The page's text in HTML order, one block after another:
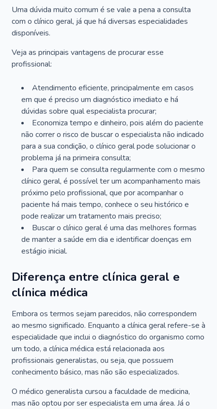
Uma dúvida muito comum é se vale a pena a consulta
com o clínico geral, já que há diversas especialidades
disponíveis.
Veja as principais vantagens de procurar esse
profissional:
Atendimento eficiente, principalmente em casos
em que é preciso um diagnóstico imediato e há
dúvidas sobre qual especialista procurar;
Economiza tempo e dinheiro, pois além do paciente
não correr o risco de buscar o especialista não indicado
para a sua condição, o clínico geral pode solucionar o
problema já na primeira consulta;
Para quem se consulta regularmente com o mesmo
clínico geral, é possível ter um acompanhamento mais
próximo pelo profissional, que por acompanhar o
paciente há mais tempo, conhece o seu histórico e
pode realizar um tratamento mais preciso;
Buscar o clínico geral é uma das melhores formas
de manter a saúde em dia e identificar doenças em
estágio inicial.
Diferença entre clínica geral e
clínica médica
Embora os termos sejam parecidos, não correspondem
ao mesmo significado. Enquanto a clínica geral refere-se à
especialidade que inclui o diagnóstico do organismo como
um todo, a clínica médica está relacionada aos
profissionais generalistas, ou seja, que possuem
conhecimento básico, mas não são especializados.
O médico generalista cursou a faculdade de medicina,
mas não optou por ser especialista em uma área. Já o